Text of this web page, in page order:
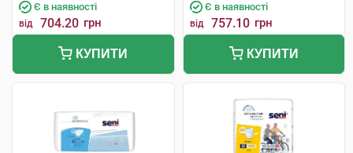
Є в наявності
від 704.20 грн
КУПИТИ
Є в наявності
від 757.10 грн
КУПИТИ